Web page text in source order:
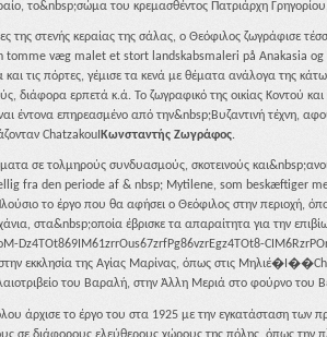
το&nbsp;σώμα του κρεμασθέντος Πατριάρχη
της στενής κεραίας της σάλας, ο Θεόφιλος ζωγράφισε
tomme væg malet et stort landskabsmaleri på Anakasia
τις πόρτες, γέμισε τα κενά με θέματα ανάλογα της
διάφορα ερπετά κ.ά. Το ζωγραφικό της οικίας Κοντού
έντονα επηρεασμένο από την&nbsp;Βυζαντινή τέχνη,
ChatzakouI Κωνσταντής Ζωγράφος.
σε τολμηρούς συνδυασμούς, σκοτεινούς
fra den periode af & nbsp; Mytilene, som beskæftiger
το έργο που θα αφήσει ο Θεόφιλος στην περιοχή,
στα&nbsp;οποία έβρισκε τα απαραίτητα για την
Dz4TOt869IM61zrrOus67zrfPg86vzrEgz4TOt8-
εκκλησία της Αγίας Μαρίνας, όπως στις
του Βαραλή, στην Άλλη Μεριά στο φούρνο του
άρχισε το έργο του στα 1925 με την εγκατάσταση των